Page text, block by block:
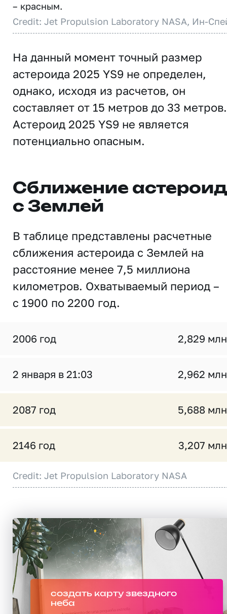
– красным.
Credit: Jet Propulsion Laboratory NASA, Ин-
На данный момент точный размер
астероида 2025 YS9 не определен,
однако, исходя из расчетов, он
составляет от 15 метров до 33 метров.
Астероид 2025 YS9 не является
потенциально опасным.
Сближение
с Землей
В таблице представлены расчетные
сближения астероида с Землей на
расстояние менее 7,5 миллиона
километров. Охватываемый период –
с 1900 по 2200 год.
2006 год 2,829
2 января в 21:03 2,962
2087 год 5,688
2146 год 3,207
Credit: Jet Propulsion Laboratory NASA
создать карту звездного
неба